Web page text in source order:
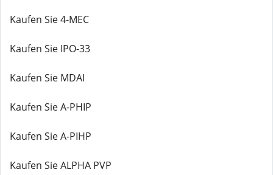
Kaufen Sie 4-MEC
Kaufen Sie IPO-33
Kaufen Sie MDAI
Kaufen Sie A-PHIP
Kaufen Sie A-PIHP
Kaufen Sie ALPHA PVP